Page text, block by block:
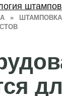
» ШТАМПОВКА